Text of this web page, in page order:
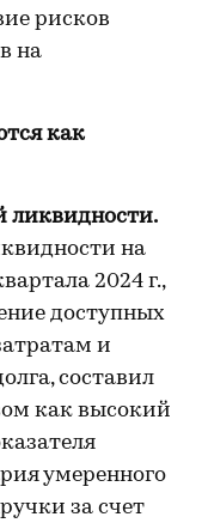
рисков
на
как
ликвидности.
на
2024 г.,
доступных
и
составил
как высокий
умеренного
за счет